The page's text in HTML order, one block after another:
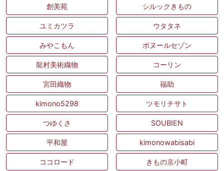
創美苑 シルックきもの
ユミカツラ ウタタネ
みやこもん ボヌールセゾン
龍村美術織物 コーリン
宮田織物 福助
kimono5298 ツモリチサト
つゆくさ SOUBIEN
平和屋 kimonowabisabi
ココロード きもの京小町